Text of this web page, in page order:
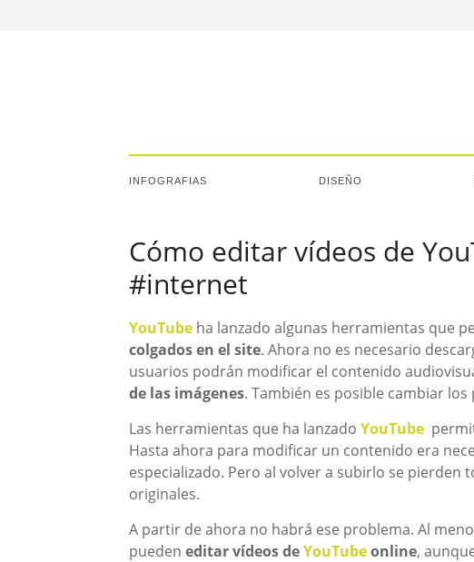
INFOGRAFIAS DISEÑO
Cómo editar vídeos de
#internet
YouTube ha lanzado algunas herramientas que
colgados en el site. Ahora no es necesario
usuarios podrán modificar el contenido
de las imágenes. También es posible cambiar
Las herramientas que ha lanzado YouTube
Hasta ahora para modificar un contenido era
especializado. Pero al volver a subirlo se pierden
originales.
A partir de ahora no habrá ese problema. Al
pueden editar vídeos deYouTubeonline,